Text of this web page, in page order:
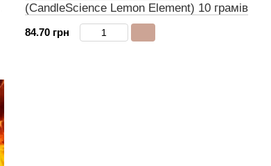
(CandleScience Lemon Element) 10 грамів
84.70 грн